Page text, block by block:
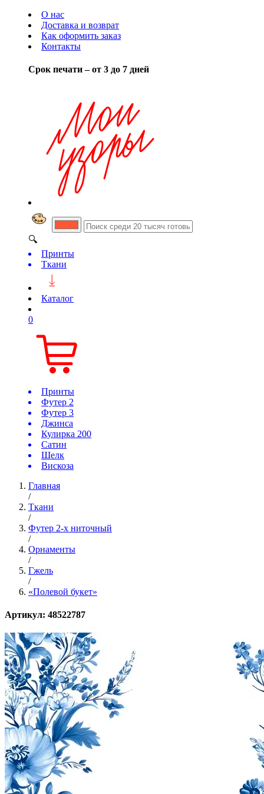
О нас
Доставка и возврат
Как оформить заказ
Контакты
Срок печати – от 3 до 7 дней
🔍
Принты
Ткани
Каталог
0
Принты
Футер 2
Футер 3
Джинса
Кулирка 200
Сатин
Шелк
Вискоза
Главная
/
Ткани
/
Футер 2-х ниточный
/
Орнаменты
/
Гжель
/
«Полевой букет»
Артикул: 48522787